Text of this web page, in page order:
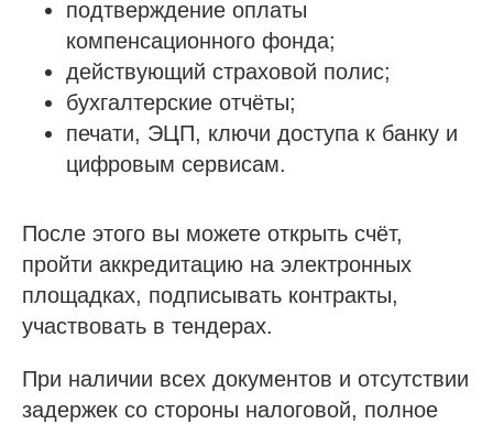
подтверждение оплаты
компенсационного фонда;
действующий страховой полис;
бухгалтерские отчёты;
печати, ЭЦП, ключи доступа к банку и
цифровым сервисам.
После этого вы можете открыть счёт,
пройти аккредитацию на электронных
площадках, подписывать контракты,
участвовать в тендерах.
При наличии всех документов и отсутствии
задержек со стороны налоговой, полное